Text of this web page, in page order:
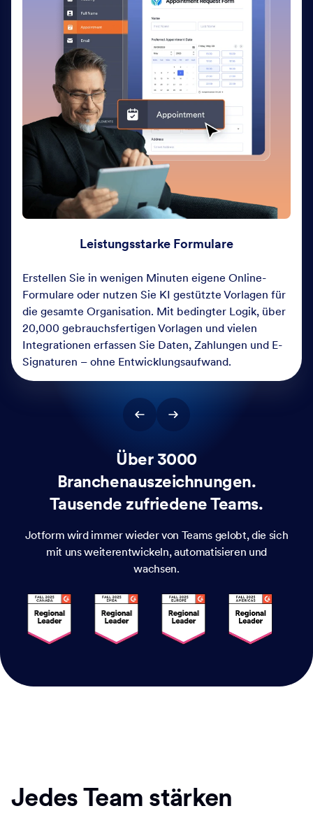
Leistungsstarke Formulare
Erstellen Sie in wenigen Minuten eigene Online-
Formulare oder nutzen Sie KI gestützte Vorlagen für
die gesamte Organisation. Mit bedingter Logik, über
20,000 gebrauchsfertigen Vorlagen und vielen
Integrationen erfassen Sie Daten, Zahlungen und E-
Signaturen – ohne Entwicklungsaufwand.
Über 3000
Branchenauszeichnungen.
Tausende zufriedene Teams.
Jotform wird immer wieder von Teams gelobt, die sich
mit uns weiterentwickeln, automatisieren und
wachsen.
Jedes Team stärken